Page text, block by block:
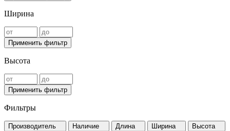
Ширина
Применить фильтр
Высота
Применить фильтр
Фильтры
Производитель Наличие Длина Ширина
Высота